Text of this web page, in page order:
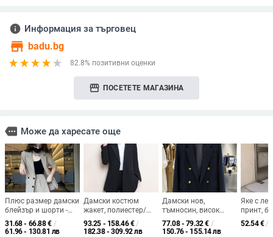
info Информация за търговец
store badu.bg
82.8% позитивни оценки
storefront ПОСЕТЕТЕ МАГАЗИНА
more Може да харесате още
Плюс размер дамски
блейзър и шорти -
летен
двукомпонентен
31.68 - 66.88€ /
61.96 - 130.81 лв
Дамски костюм
жакет, полиестер/
еластан смес, офис
стил, костюмна яка,
93.25 - 158.46€ /
182.38 - 309.92 лв
Дамски нов,
тъмносин, висок
клас, сако, за
пълнички момичета,
77.08 - 79.32€ /
150.76 - 155.14 лв
Яке с
принт,
5/4,
52.54€ /